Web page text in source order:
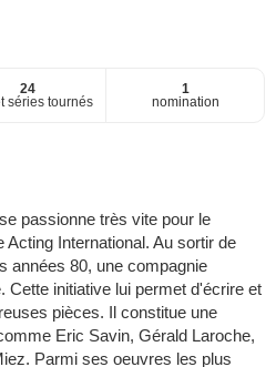
24
séries tournés
1
nomination
passionne très vite pour le
Acting International. Au sortir de
années 80, une compagnie
Cette initiative lui permet d'écrire et
pièces. Il constitue une
Eric Savin, Gérald Laroche,
Parmi ses oeuvres les plus